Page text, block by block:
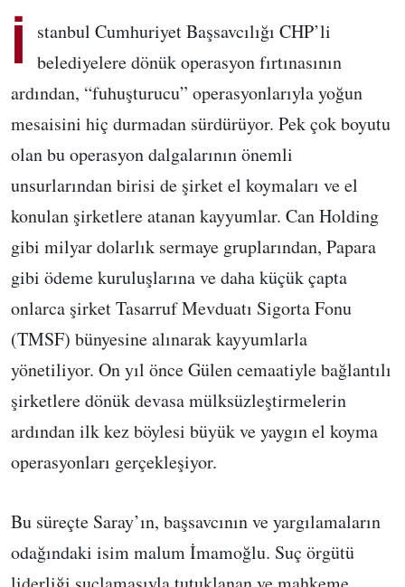
İ
stanbul Cumhuriyet Başsavcılığı CHP’li
belediyelere dönük operasyon fırtınasının
ardından, “fuhuşturucu” operasyonlarıyla yoğun
mesaisini hiç durmadan sürdürüyor. Pek çok boyutu
olan bu operasyon dalgalarının önemli
unsurlarından birisi de şirket el koymaları ve el
konulan şirketlere atanan kayyumlar. Can Holding
gibi milyar dolarlık sermaye gruplarından, Papara
gibi ödeme kuruluşlarına ve daha küçük çapta
onlarca şirket Tasarruf Mevduatı Sigorta Fonu
(TMSF) bünyesine alınarak kayyumlarla
yönetiliyor. On yıl önce Gülen cemaatiyle bağlantılı
şirketlere dönük devasa mülksüzleştirmelerin
ardından ilk kez böylesi büyük ve yaygın el koyma
operasyonları gerçekleşiyor.
Bu süreçte Saray’ın, başsavcının ve yargılamaların
odağındaki isim malum İmamoğlu. Suç örgütü